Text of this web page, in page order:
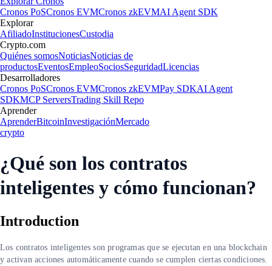
Cronos PoSCronos EVMCronos zkEVMAI Agent SDK
Explorar
AfiliadoInstitucionesCustodia
Crypto.com
Quiénes somosNoticiasNoticias de
productosEventosEmpleoSociosSeguridadLicencias
Desarrolladores
Cronos PoSCronos EVMCronos zkEVMPay SDKAI Agent
SDKMCP ServersTrading Skill Repo
Aprender
AprenderBitcoinInvestigaciónMercado
crypto
¿Qué son los contratos
inteligentes y cómo funcionan?
Introduction
Los contratos inteligentes son programas que se ejecutan en una blockchain
y activan acciones automáticamente cuando se cumplen ciertas condiciones.